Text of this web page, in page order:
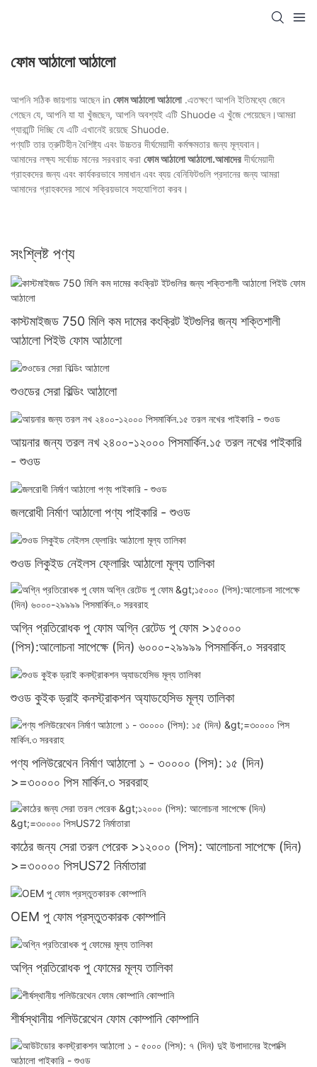
ফোম আঠালো আঠালো
আপনি সঠিক জায়গায় আছেন in ফোম আঠালো আঠালো.এতক্ষণে আপনি ইতিমধ্যে জেনে
গেছেন যে, আপনি যা যা খুঁজছেন, আপনি অবশ্যই এটি Shuode এ খুঁজে পেয়েছেন।আমরা
গ্যারান্টি দিচ্ছি যে এটি এখানেই রয়েছে Shuode.
পণ্যটি তার ত্রুটিহীন বৈশিষ্ট্য এবং উচ্চতর দীর্ঘমেয়াদী কর্মক্ষমতার জন্য মূল্যবান।
আমাদের লক্ষ্য সর্বোচ্চ মানের সরবরাহ করা ফোম আঠালো আঠালো.আমাদেরদীর্ঘমেয়াদী
গ্রাহকদের জন্য এবং কার্যকরভাবে সমাধান এবং ব্যয় বেনিফিটগুলি প্রদানের জন্য আমরা
আমাদের গ্রাহকদের সাথে সক্রিয়ভাবে সহযোগিতা করব।
সংশ্লিষ্ট পণ্য
কাস্টমাইজড 750 মিলি কম দামের কংক্রিট ইটগুলির জন্য শক্তিশালী
আঠালো পিইউ ফোম আঠালো
শুওডের সেরা বিল্ডিং আঠালো
আয়নার জন্য তরল নখ ২৪০০-১২০০০ পিসমার্কিন.১৫ তরল নখের পাইকারি
- শুওড
জলরোধী নির্মাণ আঠালো পণ্য পাইকারি - শুওড
শুওড লিকুইড নেইলস ফ্লোরিং আঠালো মূল্য তালিকা
অগ্নি প্রতিরোধক পু ফোম অগ্নি রেটেড পু ফোম >১৫০০০
(পিস):আলোচনা সাপেক্ষে (দিন) ৬০০০-২৯৯৯৯ পিসমার্কিন.০ সরবরাহ
শুওড কুইক ড্রাই কনস্ট্রাকশন অ্যাডহেসিভ মূল্য তালিকা
পণ্য পলিউরেথেন নির্মাণ আঠালো ১ - ৩০০০০ (পিস): ১৫ (দিন)
>=৩০০০০ পিস মার্কিন.৩ সরবরাহ
কাঠের জন্য সেরা তরল পেরেক >১২০০০ (পিস): আলোচনা সাপেক্ষে (দিন)
>=৩০০০০ পিসUS72 নির্মাতারা
OEM পু ফোম প্রস্তুতকারক কোম্পানি
অগ্নি প্রতিরোধক পু ফোমের মূল্য তালিকা
শীর্ষস্থানীয় পলিউরেথেন ফোম কোম্পানি কোম্পানি